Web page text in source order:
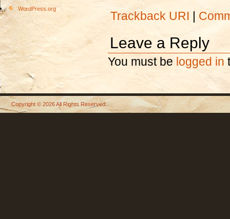
WordPress.org
Trackback URI |
Leave a Reply
You must be logged in
Copyright © 2026 All Rights Reserved.